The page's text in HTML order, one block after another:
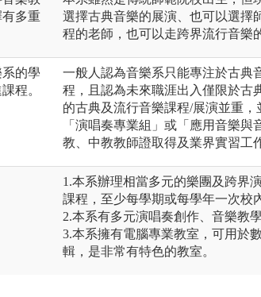
多重
選擇古典音樂的展演、也可以選擇
程的老師，也可以走跨界流行音樂
的學
程。
一般人認為音樂系只能專注於古典
程，且認為未來職涯出入僅限於古
的古典及流行音樂課程/展演並重
「演唱奏專業組」或「應用音樂
教、中教教師證取得及業界實習工
1.本系辦理相當多元的樂團及跨界
課程，至少每學期或每學年一次校
2.本系有多元演唱奏創作、音樂教
3.本系擁有電腦專業教室，可用於
輯，是非常有特色的教室。